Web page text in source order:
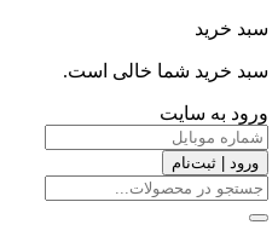
سبد خرید
سبد خرید شما خالی است.
ورود به سایت
ورود | ثبت‌نام